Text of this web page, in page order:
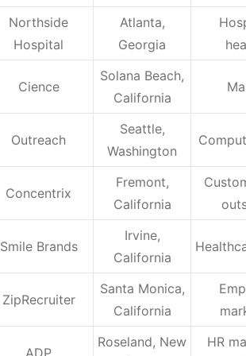
Northside
Hospital
Atlanta,
Georgia
Cience
Solana Beach,
California
Outreach
Seattle,
Washington
Concentrix
Fremont,
California
Smile Brands
Irvine,
California
ZipRecruiter
Santa Monica,
California
ADP
Roseland, New
HR